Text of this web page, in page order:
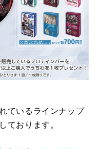
ているラインナップ
ております。